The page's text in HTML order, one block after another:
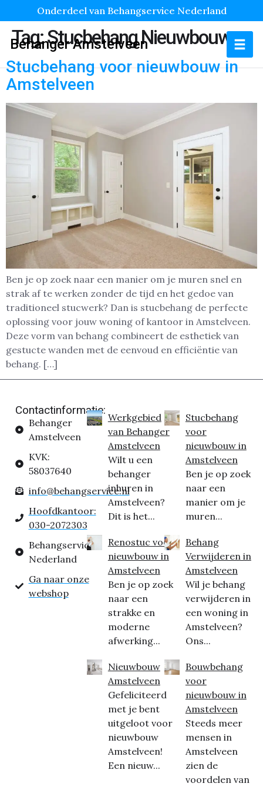
Onderdeel van Behangservice Nederland
Behanger Amstelveen
Tag:Stucbehang Nieuwbouw
Stucbehang voor nieuwbouw in
Amstelveen
Ben je op zoek naar een manier om je muren snel en
strak af te werken zonder de tijd en het gedoe van
traditioneel stucwerk? Dan is stucbehang de perfecte
oplossing voor jouw woning of kantoor in Amstelveen.
Deze vorm van behang combineert de esthetiek van
gestucte wanden met de eenvoud en efficiëntie van
behang. […]
Contactinformatie:
Behanger
Amstelveen
KVK:
58037640
info@behangservice.nl
Hoofdkantoor:
030-2072303
Behangservice
Nederland
Ga naar onze
webshop
Werkgebied
van Behanger
Amstelveen
Wilt u een
behanger
inhuren in
Amstelveen?
Dit is het...
Renostuc voor
nieuwbouw in
Amstelveen
Ben je op zoek
naar een
strakke en
moderne
afwerking...
Nieuwbouw
Amstelveen
Gefeliciteerd
met je bent
uitgeloot voor
nieuwbouw
Amstelveen!
Een nieuw...
Stucbehang
voor
nieuwbouw in
Amstelveen
Ben je op zoek
naar een
manier om je
muren...
Behang
Verwijderen in
Amstelveen
Wil je behang
verwijderen in
een woning in
Amstelveen?
Ons...
Bouwbehang
voor
nieuwbouw in
Amstelveen
Steeds meer
mensen in
Amstelveen
zien de
voordelen van